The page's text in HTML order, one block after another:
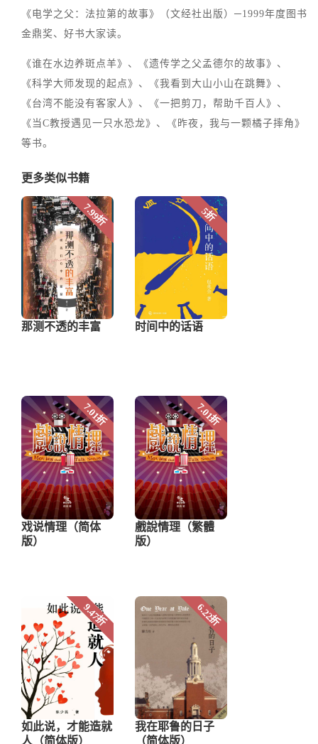
《电学之父：法拉第的故事》（文经社出版）─1999年度图书
金鼎奖、好书大家读。
《谁在水边养斑点羊》、《遗传学之父孟德尔的故事》、
《科学大师发现的起点》、《我看到大山小山在跳舞》、
《台湾不能没有客家人》、《一把剪刀，帮助千百人》、
《当C教授遇见一只水恐龙》、《昨夜，我与一颗橘子摔角》
等书。
更多类似书籍